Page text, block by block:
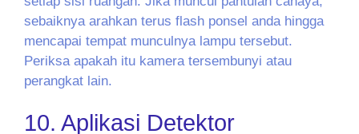
sebaiknya arahkan terus flash ponsel anda hingga
mencapai tempat munculnya lampu tersebut.
Periksa apakah itu kamera tersembunyi atau
perangkat lain.
10. Aplikasi Detektor